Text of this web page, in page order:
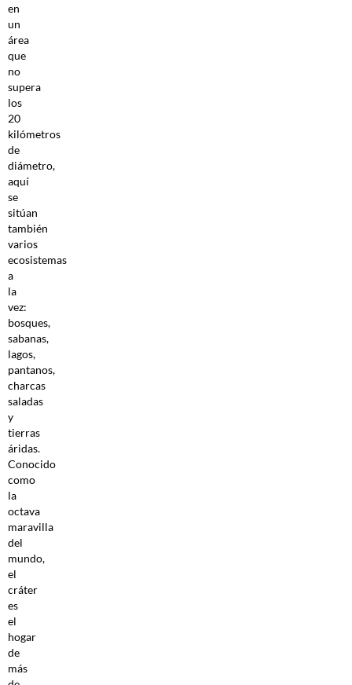
en
un
área
que
no
supera
los
20
kilómetros
de
diámetro,
aquí
se
sitúan
también
varios
ecosistemas
a
la
vez:
bosques,
sabanas,
lagos,
pantanos,
charcas
saladas
y
tierras
áridas.
Conocido
como
la
octava
maravilla
del
mundo,
el
cráter
es
el
hogar
de
más